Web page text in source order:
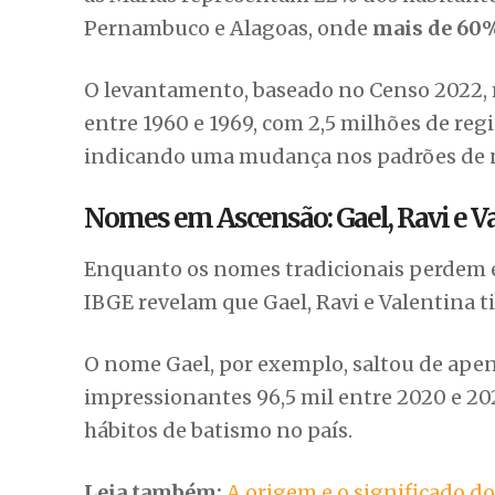
Pernambuco e Alagoas, onde mais de
O levantamento, baseado no Censo
entre 1960 e 1969, com 2,5 milhões de
indicando uma mudança nos padrões de
Nomes em Ascensão: Gael, Ravi e
Enquanto os nomes tradicionais perdem
IBGE revelam que Gael, Ravi e
O nome Gael, por exemplo, saltou de
impressionantes 96,5 mil entre 2020 e
hábitos de batismo no país.